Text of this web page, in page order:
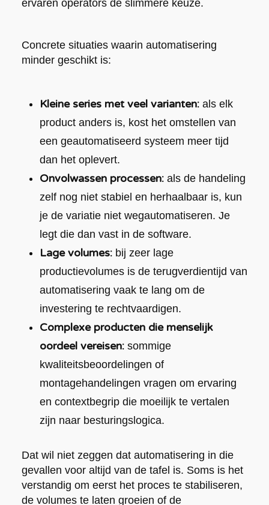
ervaren operators de slimmere keuze.
Concrete situaties waarin automatisering
minder geschikt is:
Kleine series met veel varianten:als elk
product anders is, kost het omstellen van
een geautomatiseerd systeem meer tijd
dan het oplevert.
Onvolwassen processen:als de handeling
zelf nog niet stabiel en herhaalbaar is, kun
je de variatie niet wegautomatiseren. Je
legt die dan vast in de software.
Lage volumes:bij zeer lage
productievolumes is de terugverdientijd van
automatisering vaak te lang om de
investering te rechtvaardigen.
Complexe producten die menselijk
oordeel vereisen:sommige
kwaliteitsbeoordelingen of
montagehandelingen vragen om ervaring
en contextbegrip die moeilijk te vertalen
zijn naar besturingslogica.
Dat wil niet zeggen dat automatisering in die
gevallen voor altijd van de tafel is. Soms is het
verstandig om eerst het proces te stabiliseren,
de volumes te laten groeien of de